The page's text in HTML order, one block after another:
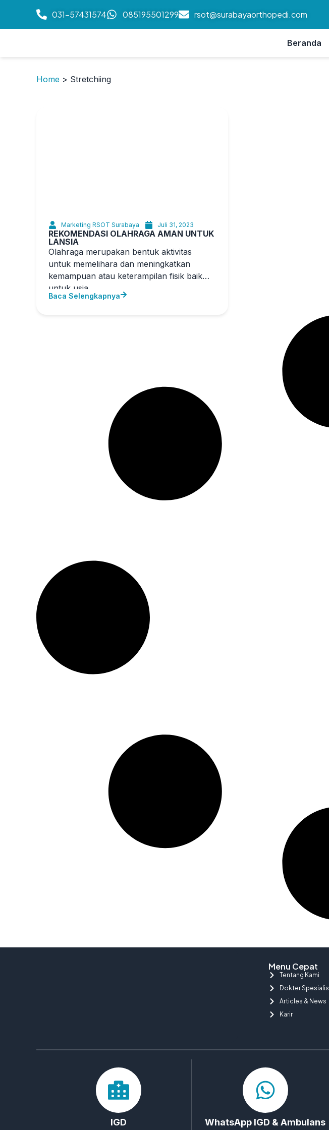
031-57431574 085195501299 rsot@surabayaorthopedi.com
Beranda
Home > Stretchiing
Marketing RSOT Surabaya Juli 31, 2023
REKOMENDASI OLAHRAGA AMAN UNTUK
LANSIA
Olahraga merupakan bentuk aktivitas
untuk memelihara dan meningkatkan
kemampuan atau keterampilan fisik baik
untuk usia
Baca Selengkapnya
Menu Cepat
Tentang Kami
Dokter Spesialis
Articles & News
Karir
IGD WhatsApp IGD & Ambulans